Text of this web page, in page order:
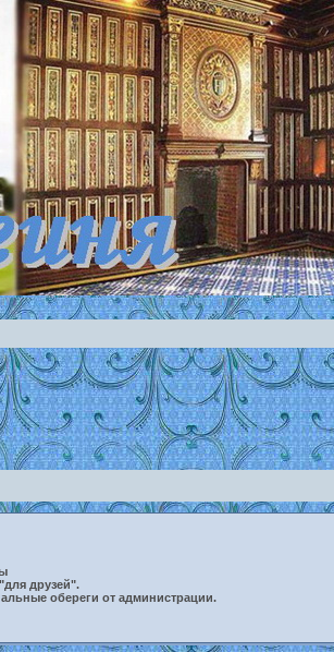
друзей".
обереги от администрации.